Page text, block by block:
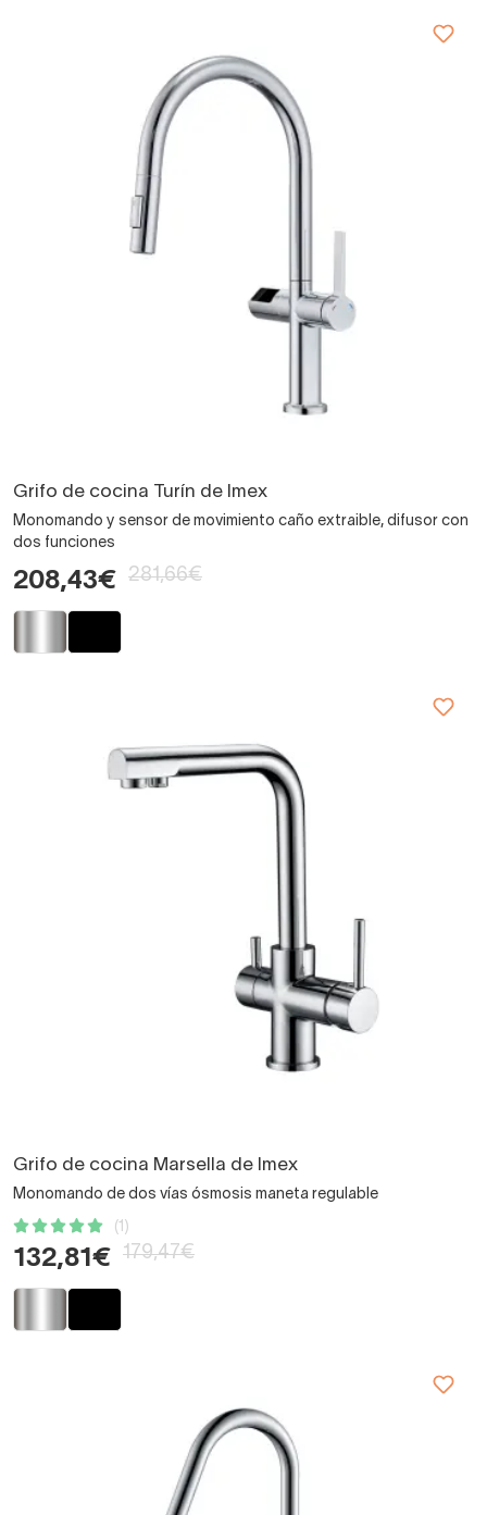
Grifo de cocina Turín de Imex
Monomando y sensor de movimiento caño extraible, difusor con
dos funciones
208,43€ 281,66€
Grifo de cocina Marsella de Imex
Monomando de dos vías ósmosis maneta regulable
(1)
132,81€ 179,47€